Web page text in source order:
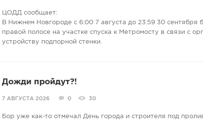
ЦОДД сообщает:
В Нижнем Новгороде с 6:00 7 августа до 23:59 30 сентября
правой полосе на участке спуска к Метромосту в связи с
устройству подпорной стенки.
Дожди пройдут?!
7 АВГУСТА 2026 0 30
Бор уже как-то отмечал День города и строителя под